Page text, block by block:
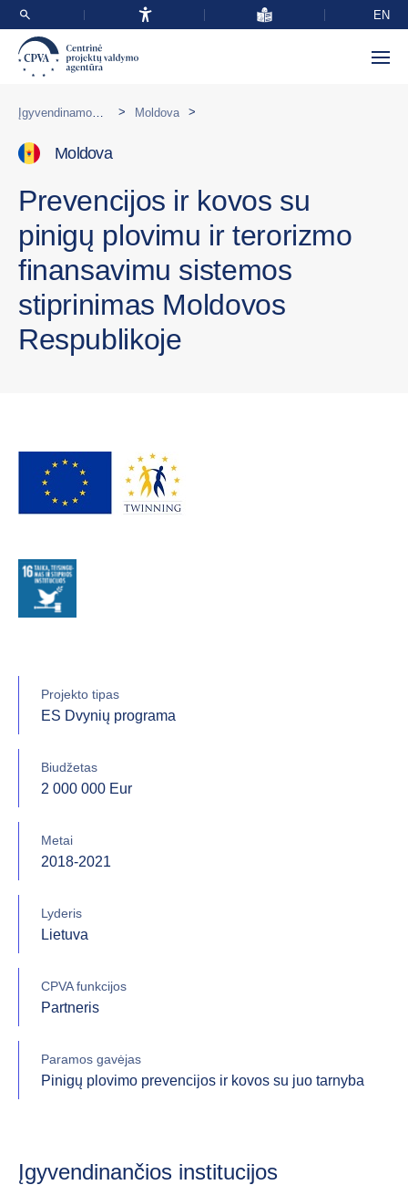
EN
> Moldova >
Moldova
Prevencijos ir kovos su
pinigų plovimu ir terorizmo
finansavimu sistemos
stiprinimas Moldovos
Respublikoje
Projekto tipas
ES Dvynių programa
Biudžetas
2 000 000 Eur
Metai
2018-2021
Lyderis
Lietuva
CPVA funkcijos
Partneris
Paramos gavėjas
Pinigų plovimo prevencijos ir kovos su juo tarnyba
Įgyvendinančios institucijos